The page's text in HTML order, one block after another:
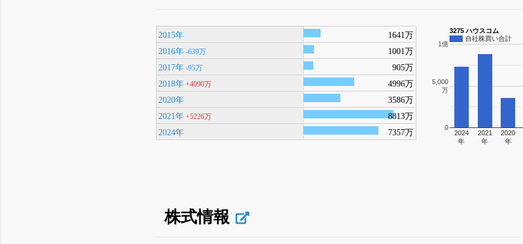
2015年
1641万
2016年 -639万
1001万
2017年 -95万
905万
2018年 +4090万
4996万
2020年
3586万
2021年 +5226万
8813万
2024年
7357万
3275 ハウスコム
自社株買い合計
2024
年
2021
年
2020
年
0
5,000
万
1億
株式情報